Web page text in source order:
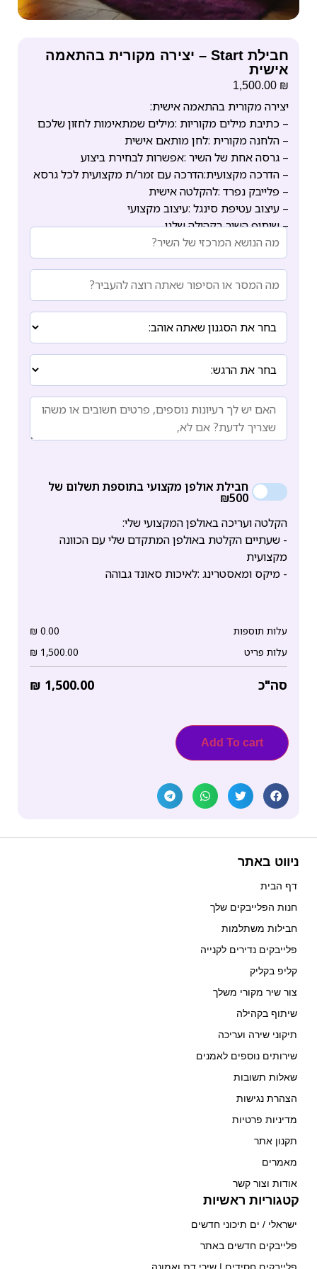
חבילת Start – יצירה מקורית בהתאמה
אישית
1,500.00 ₪
יצירה מקורית בהתאמה אישית:
– כתיבת מילים מקוריות :מילים שמתאימות לחזון שלכם
– הלחנה מקורית :לחן מותאם אישית
– גרסה אחת של השיר :אפשרות לבחירת ביצוע
– הדרכה מקצועית:הדרכה עם זמר/ת מקצועית לכל גרסא
– פלייבק נפרד :להקלטה אישית
– עיצוב עטיפת סינגל :עיצוב מקצועי
– שיתוף השיר בקהילה שלנו
חבילת אולפן מקצועי בתוספת תשלום של
₪500
הקלטה ועריכה באולפן המקצועי שלי:
- שעתיים הקלטת באולפן המתקדם שלי עם הכוונה
מקצועית
- מיקס ומאסטרינג :לאיכות סאונד גבוהה
עלות תוספות 0.00
₪
עלות פריט
1,500.00
₪
סה"כ 1,500.00
₪
Add To cart
ניווט באתר
דף הבית
חנות הפלייבקים שלך
חבילות משתלמות
פלייבקים נדירים לקנייה
קליפ בקליק
צור שיר מקורי משלך
שיתוף בקהילה
תיקוני שירה ועריכה
שירותים נוספים לאמנים
שאלות תשובות
הצהרת נגישות
מדיניות פרטיות
תקנון אתר
מאמרים
אודות וצור קשר
קטגוריות ראשיות
ישראלי / ים תיכוני חדשים
פלייבקים חדשים באתר